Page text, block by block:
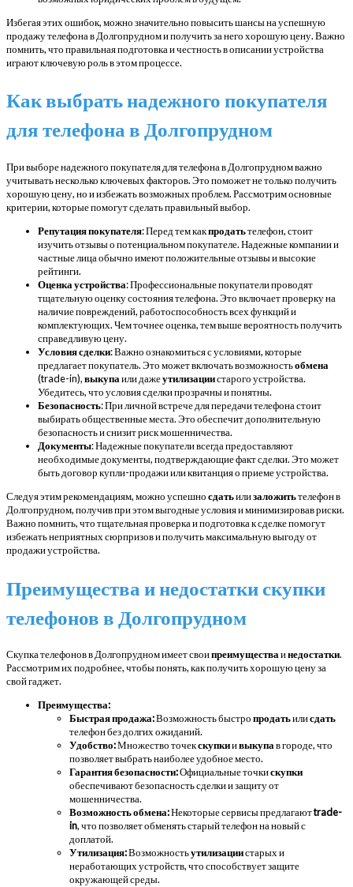
Избегая этих ошибок, можно значительно повысить шансы на успешную
продажу телефона в Долгопрудном и получить за него хорошую цену. Важно
помнить, что правильная подготовка и честность в описании устройства
играют ключевую роль в этом процессе.
Как выбрать надежного покупателя
для телефона в Долгопрудном
При выборе надежного покупателя для телефона в Долгопрудном важно
учитывать несколько ключевых факторов. Это поможет не только получить
хорошую цену, но и избежать возможных проблем. Рассмотрим основные
критерии, которые помогут сделать правильный выбор.
Репутация покупателя: Перед тем какпродатьтелефон, стоит
изучить отзывы о потенциальном покупателе. Надежные компании и
частные лица обычно имеют положительные отзывы и высокие
рейтинги.
Оценка устройства: Профессиональные покупатели проводят
тщательную оценку состояния телефона. Это включает проверку на
наличие повреждений, работоспособность всех функций и
комплектующих. Чем точнее оценка, тем выше вероятность получить
справедливую цену.
Условия сделки: Важно ознакомиться с условиями, которые
предлагает покупатель. Это может включать возможностьобмена
(trade-in),выкупаили дажеутилизациистарого устройства.
Убедитесь, что условия сделки прозрачны и понятны.
Безопасность: При личной встрече для передачи телефона стоит
выбирать общественные места. Это обеспечит дополнительную
безопасность и снизит риск мошенничества.
Документы: Надежные покупатели всегда предоставляют
необходимые документы, подтверждающие факт сделки. Это может
быть договор купли-продажи или квитанция о приеме устройства.
Следуя этим рекомендациям, можно успешносдатьилизаложитьтелефон в
Долгопрудном, получив при этом выгодные условия и минимизировав риски.
Важно помнить, что тщательная проверка и подготовка к сделке помогут
избежать неприятных сюрпризов и получить максимальную выгоду от
продажи устройства.
Преимущества и недостатки скупки
телефонов в Долгопрудном
Скупка телефонов в Долгопрудном имеет своипреимуществаинедостатки.
Рассмотрим их подробнее, чтобы понять, как получить хорошую цену за
свой гаджет.
Преимущества:
Быстрая продажа:Возможность быстропродатьилисдать
телефон без долгих ожиданий.
Удобство:Множество точекскупкиивыкупав городе, что
позволяет выбрать наиболее удобное место.
Гарантия безопасности:Официальные точкискупки
обеспечивают безопасность сделки и защиту от
мошенничества.
Возможность обмена:Некоторые сервисы предлагаютtrade-
in, что позволяет обменять старый телефон на новый с
доплатой.
Утилизация:Возможностьутилизациистарых и
неработающих устройств, что способствует защите
окружающей среды.